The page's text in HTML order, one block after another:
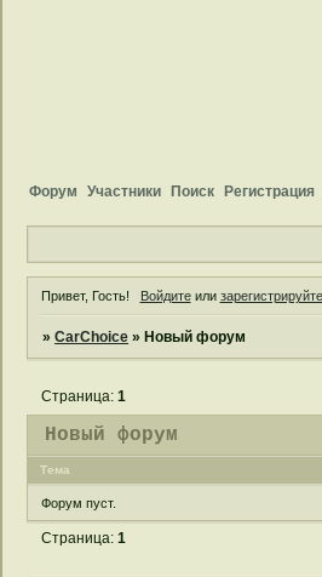
Форум Участники Поиск Регистрация
Привет, Гость! Войдитеили
»CarChoice » Новый форум
Новый форум
Страница:1
Тема
Форум пуст.
Страница:1